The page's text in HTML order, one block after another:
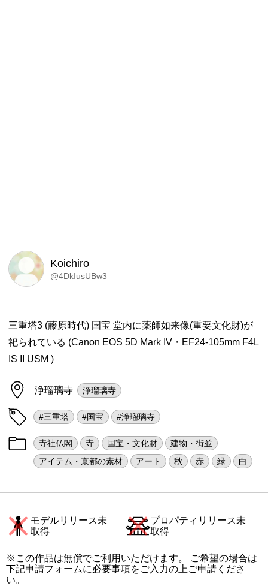
Koichiro
@4DkIusUBw3
三重塔3 (藤原時代) 国宝 堂内に薬師如来像(重要文化財)が
祀られている (Canon EOS 5D Mark IV・EF24-105mm F4L
IS II USM )
浄瑠璃寺 浄瑠璃寺
#三重塔 #国宝 #浄瑠璃寺
寺社仏閣 寺 国宝・文化財
建物・街並
アイテム・京都の素材
アート 秋 赤 緑 白
モデルリリース未
取得
プロパティリリース未
取得
※この作品は無償でご利用いただけます。 ご希望の場合は
下記申請フォームに必要事項をご入力の上ご申請くださ
い。